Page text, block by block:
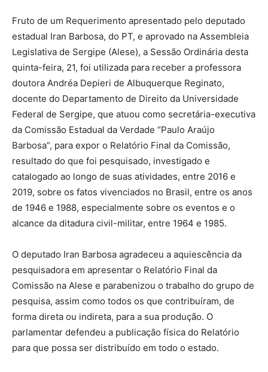
Fruto de um Requerimento apresentado pelo deputado
estadual Iran Barbosa, do PT, e aprovado na Assembleia
Legislativa de Sergipe (Alese), a Sessão Ordinária desta
quinta-feira, 21, foi utilizada para receber a professora
doutora Andréa Depieri de Albuquerque Reginato,
docente do Departamento de Direito da Universidade
Federal de Sergipe, que atuou como secretária-executiva
da Comissão Estadual da Verdade “Paulo Araújo
Barbosa”, para expor o Relatório Final da Comissão,
resultado do que foi pesquisado, investigado e
catalogado ao longo de suas atividades, entre 2016 e
2019, sobre os fatos vivenciados no Brasil, entre os anos
de 1946 e 1988, especialmente sobre os eventos e o
alcance da ditadura civil-militar, entre 1964 e 1985.
O deputado Iran Barbosa agradeceu a aquiescência da
pesquisadora em apresentar o Relatório Final da
Comissão na Alese e parabenizou o trabalho do grupo de
pesquisa, assim como todos os que contribuíram, de
forma direta ou indireta, para a sua produção. O
parlamentar defendeu a publicação física do Relatório
para que possa ser distribuído em todo o estado.